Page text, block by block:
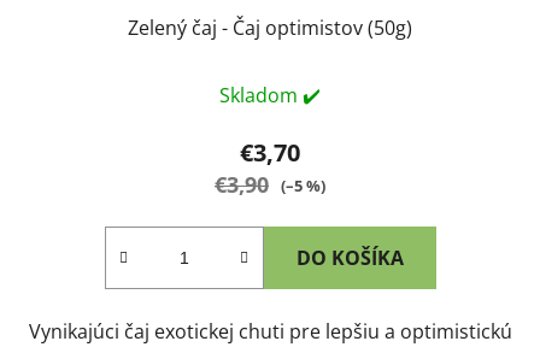
Zelený čaj - Čaj optimistov (50g)
Skladom ✔️
€3,70
€3,90 (–5 %)
DO KOŠÍKA
Vynikajúci čaj exotickej chuti pre lepšiu a optimistickú